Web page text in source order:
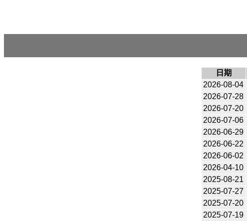
日期
2026-08-04
2026-07-28
2026-07-20
2026-07-06
2026-06-29
2026-06-22
2026-06-02
2026-04-10
2025-08-21
2025-07-27
2025-07-20
2025-07-19